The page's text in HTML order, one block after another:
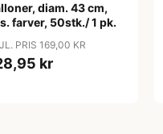
diam. 43 cm,
farver, 50stk./ 1 pk.
PRIS 169,00 KR
kr